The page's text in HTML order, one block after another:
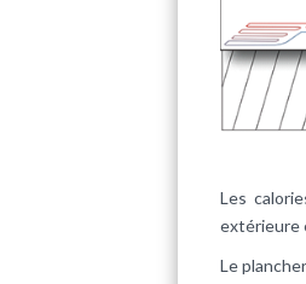
Les
extérieure
Le